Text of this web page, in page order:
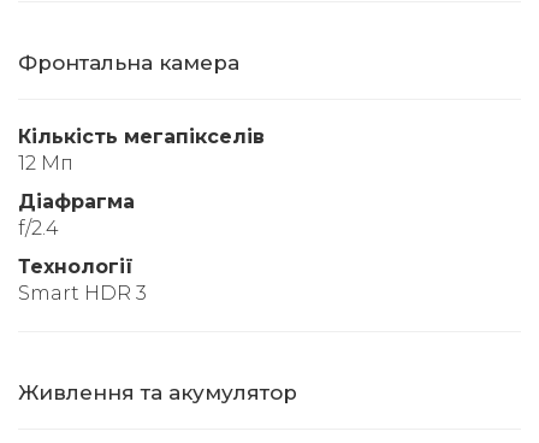
Фронтальна камера
Кількість мегапікселів
12 Мп
Діафрагма
f/2.4
Технології
Smart HDR 3
Живлення та акумулятор